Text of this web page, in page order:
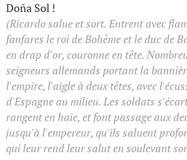
Doña Sol !
(Ricardo salue et sort. Entrent avec
fanfares le roi de Bohême et le duc de
en drap d'or, couronne en tête.
seigneurs allemands portant la
l'empire, l'aigle à deux têtes, avec
d'Espagne au milieu. Les soldats
rangent en haie, et font passage aux
jusqu'à l'empereur, qu'ils saluent
qui leur rend leur salut en soulevant